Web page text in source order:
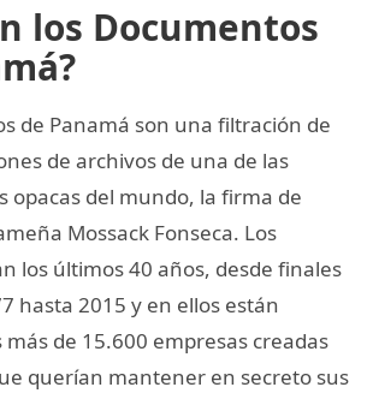
los Documentos
de Panamá son una filtración de
de archivos de una de las
opacas del mundo, la firma de
Mossack Fonseca. Los
los últimos 40 años, desde finales
hasta 2015 y en ellos están
de 15.600 empresas creadas
querían mantener en secreto sus